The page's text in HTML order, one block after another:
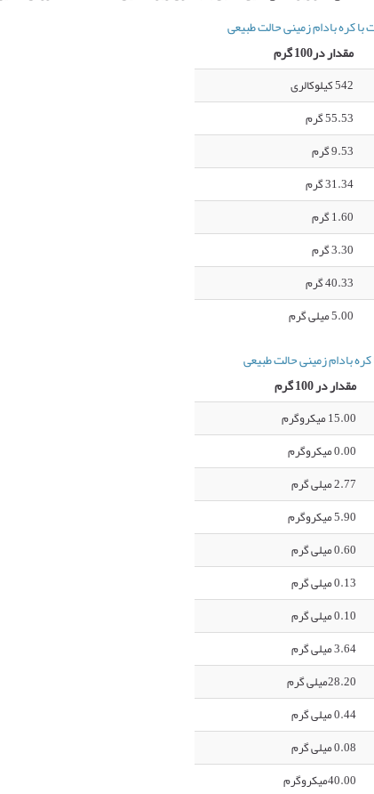
کره بادام زمینی حالت طبیعی
مقدار در100 گرم
542 کیلوکالری
55.53 گرم
9.53 گرم
31.34 گرم
1.60 گرم
3.30 گرم
40.33 گرم
5.00 میلی گرم
بادام زمینی حالت طبیعی
مقدار در 100 گرم
15.00 میکروگرم
0.00 میکروگرم
2.77 میلی گرم
5.90 میکروگرم
0.60 میلی گرم
0.13 میلی گرم
0.10 میلی گرم
3.64 میلی گرم
28.20میلی گرم
0.44 میلی گرم
0.08 میلی گرم
40.00میکروگرم